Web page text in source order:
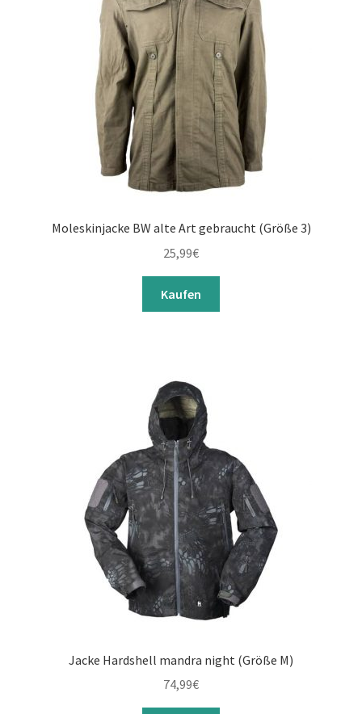
Moleskinjacke BW alte Art gebraucht (Größe 3)
25,99€
Kaufen
Jacke Hardshell mandra night (Größe M)
74,99€